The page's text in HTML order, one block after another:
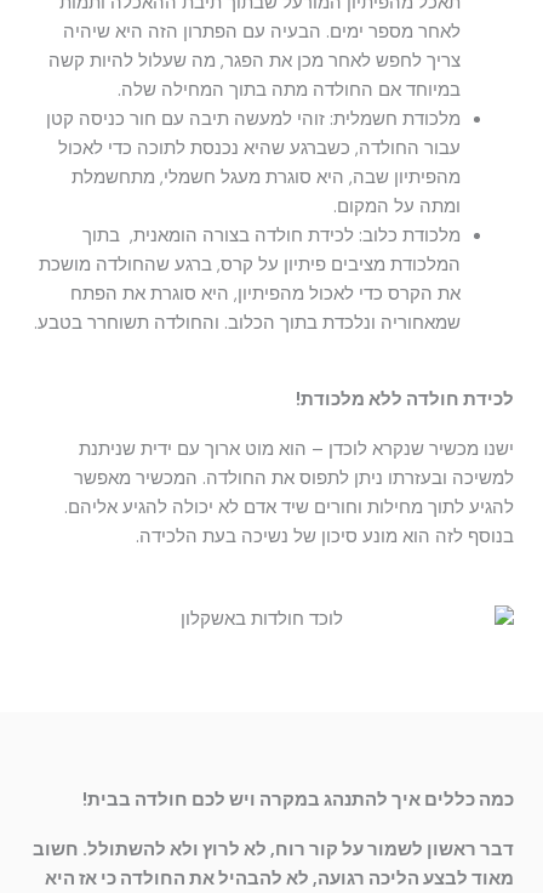
לאחר מספר ימים. הבעיה עם הפתרון הזה היא שיהיה
צריך לחפש לאחר מכן את הפגר, מה שעלול להיות קשה
במיוחד אם החולדה מתה בתוך המחילה שלה.
מלכודת חשמלית: זוהי למעשה תיבה עם חור כניסה קטן
עבור החולדה, כשברגע שהיא נכנסת לתוכה כדי לאכול
מהפיתיון שבה, היא סוגרת מעגל חשמלי, מתחשמלת
ומתה על המקום.
מלכודת כלוב: לכידת חולדה בצורה הומאנית, בתוך
המלכודת מציבים פיתיון על קרס, ברגע שהחולדה מושכת
את הקרס כדי לאכול מהפיתיון, היא סוגרת את הפתח
שמאחוריה ונלכדת בתוך הכלוב. והחולדה תשוחרר בטבע.
לכידת חולדה ללא מלכודת!
ישנו מכשיר שנקרא לוכדן – הוא מוט ארוך עם ידית שניתנת
למשיכה ובעזרתו ניתן לתפוס את החולדה. המכשיר מאפשר
להגיע לתוך מחילות וחורים שיד אדם לא יכולה להגיע אליהם.
בנוסף לזה הוא מונע סיכון של נשיכה בעת הלכידה.
כמה כללים איך להתנהג במקרה ויש לכם חולדה בבית!
דבר ראשון לשמור על קור רוח, לא לרוץ ולא להשתולל. חשוב
מאוד לבצע הליכה רגועה, לא להבהיל את החולדה כי אז היא